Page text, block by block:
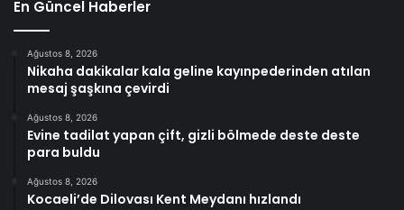
En Güncel Haberler
Ağustos 8, 2026
Nikaha dakikalar kala geline kayınpederinden atılan
mesaj şaşkına çevirdi
Ağustos 8, 2026
Evine tadilat yapan çift, gizli bölmede deste deste
para buldu
Ağustos 8, 2026
Kocaeli’de Dilovası Kent Meydanı hızlandı